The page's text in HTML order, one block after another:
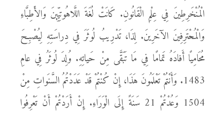
الْمُنْخَرِطِينَ فِي عِلْمِ الْقَانُونِ. كَانَتْ لُغَةَ اللَّاهُوتِيِّينَ وَالأَطِبَّاءِ
وَالْمُحْتَرِفِينَ الآخَرِينَ. لِذَا، تَدْرِيبُ لُوثَرَ فِي دِراسَتِهِ لِيُصْبِحَ
مُحَامِيًا أَفادَهُ تَمامًا فِي مَا تَبَقَّى مِنْ حَياتِهِ. وُلِدَ لُوثَرُ فِي عامِ
1483. وَأَنْتُمْ تَعْلَمُونَ هَذَا، إِنْ كُنْتُمْ قَدْ عَدَدْتُمُ السَّنَواتِ مِنْ
1504 وَعُدْتُمْ 21 سَنَةً إِلَى الْوَرَاءِ. إِنْ أَرَدْتُمْ أَنْ تَعْرِفُوا